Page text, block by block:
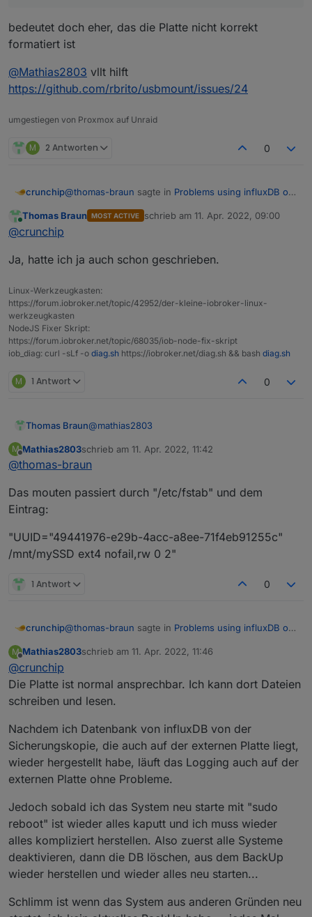
bedeutet doch eher, das die Platte nicht korrekt
formatiert ist
@Mathias2803 vllt hilft
https://github.com/rbrito/usbmount/issues/24
umgestiegen von Proxmox auf Unraid
M 2 Antworten 0
crunchip@thomas-braun sagte in Problems using influxDB on
bedeutet doch eher, das die Platte nicht korrekt
formatiert ist
https://github.com/rbrito/usbmount/issues/24
Thomas Braun MOST ACTIVE schrieb am 11. Apr. 2022, 09:00
zuletzt editiert von
@crunchip
Ja, hatte ich ja auch schon geschrieben.
Linux-Werkzeugkasten:
https://forum.iobroker.net/topic/42952/der-kleine-iobroker-linux-
werkzeugkasten
NodeJS Fixer Skript:
https://forum.iobroker.net/topic/68035/iob-node-fix-skript
iob_diag: curl -sLf -o diag.sh https://iobroker.net/diag.sh && bash diag.sh
M 1 Antwort 0
Thomas Braun@mathias2803
Keine Ahnung. Mir ist immer noch nicht klar, wie
das Dateisystem gemounted wird. Per
M
Offline
Mathias2803schrieb am 11. Apr. 2022, 11:42
zuletzt editiert von
@thomas-braun
Das mouten passiert durch "/etc/fstab" und dem
Eintrag:
"UUID="49441976-e29b-4acc-a8ee-71f4eb91255c"
/mnt/mySSD ext4 nofail,rw 0 2"
1 Antwort 0
crunchip@thomas-braun sagte in Problems using influxDB on
disklabel
bedeutet doch eher, das die Platte nicht korrekt
formatiert ist
https://github.com/rbrito/usbmount/issues/24
M Mathias2803schrieb am 11. Apr. 2022, 11:46
zuletzt editiert von
@crunchip
Die Platte ist normal ansprechbar. Ich kann dort Dateien
schreiben und lesen.
Nachdem ich Datenbank von influxDB von der
Sicherungskopie, die auch auf der externen Platte liegt,
wieder hergestellt habe, läuft das Logging auch auf der
externen Platte ohne Probleme.
Jedoch sobald ich das System neu starte mit "sudo
reboot" ist wieder alles kaputt und ich muss wieder
alles kompliziert herstellen. Also zuerst alle Systeme
deaktivieren, dann die DB löschen, aus dem BackUp
wieder herstellen und wieder alles neu starten...
Schlimm ist wenn das System aus anderen Gründen neu